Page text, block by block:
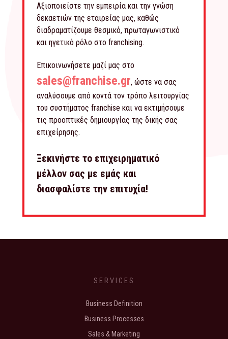
Αξιοποιείστε την εμπειρία και την γνώση
δεκαετιών της εταιρείας μας, καθώς
διαδραματίζουμε θεσμικό, πρωταγωνιστικό
και ηγετικό ρόλο στο franchising.
Επικοινωνήσετε μαζί μας στο
sales@franchise.gr, ώστε να σας
αναλύσουμε από κοντά τον τρόπο λειτουργίας
του συστήματος franchise και να εκτιμήσουμε
τις προοπτικές δημιουργίας της δικής σας
επιχείρησης.
Ξεκινήστε το επιχειρηματικό
μέλλον σας με εμάς και
διασφαλίστε την επιτυχία!
SERVICES
Business Definition
Business Processes
Sales & Marketing